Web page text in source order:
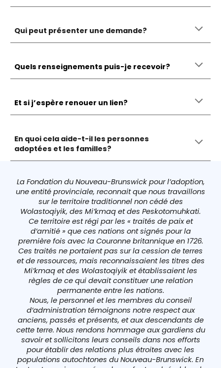
Qui peut présenter une demande?
Quels renseignements puis-je recevoir?
Et si j’espère renouer un lien?
En quoi cela aide-t-il les personnes
adoptées et les familles?
La Fondation du Nouveau-Brunswick pour l’adoption,
une entité provinciale, reconnait que nous travaillons
sur le territoire traditionnel non cédé des
Wolastoqiyik, des Mi’kmaq et des Peskotomuhkati.
Ce territoire est régi par les « traités de paix et
d’amitié » que ces nations ont signés pour la
première fois avec la Couronne britannique en 1726.
Ces traités ne portaient pas sur la cession de terres
et de ressources, mais reconnaissaient les titres des
Mi’kmaq et des Wolastoqiyik et établissaient les
règles de ce qui devait constituer une relation
permanente entre les nations.
Nous, le personnel et les membres du conseil
d’administration témoignons notre respect aux
anciens, passés et présents, et aux descendants de
cette terre. Nous rendons hommage aux gardiens du
savoir et sollicitons leurs conseils dans nos efforts
pour établir des relations plus étroites avec les
populations autochtones du Nouveau-Brunswick. En